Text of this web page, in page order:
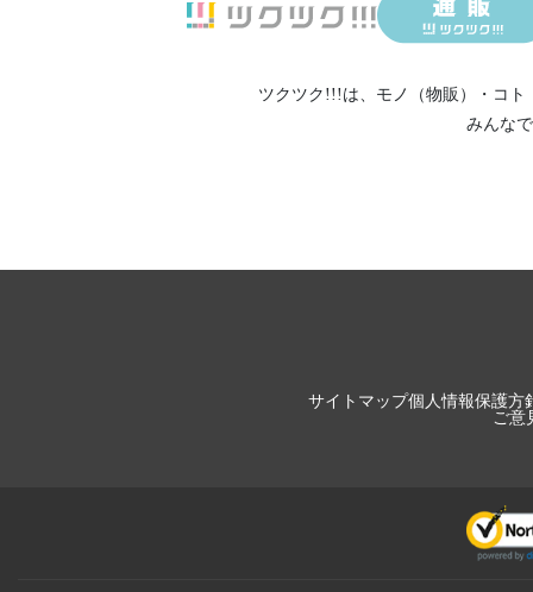
ツクツク!!!は、 モノ（物販） ・ コト
みんな
サイトマップ個人情報保護方
ご意